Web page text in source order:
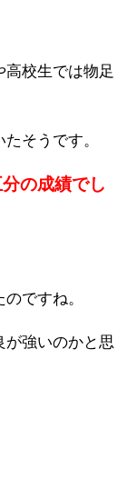
校生では物足
そうです。
の成績でし
ですね。
が強いのかと思